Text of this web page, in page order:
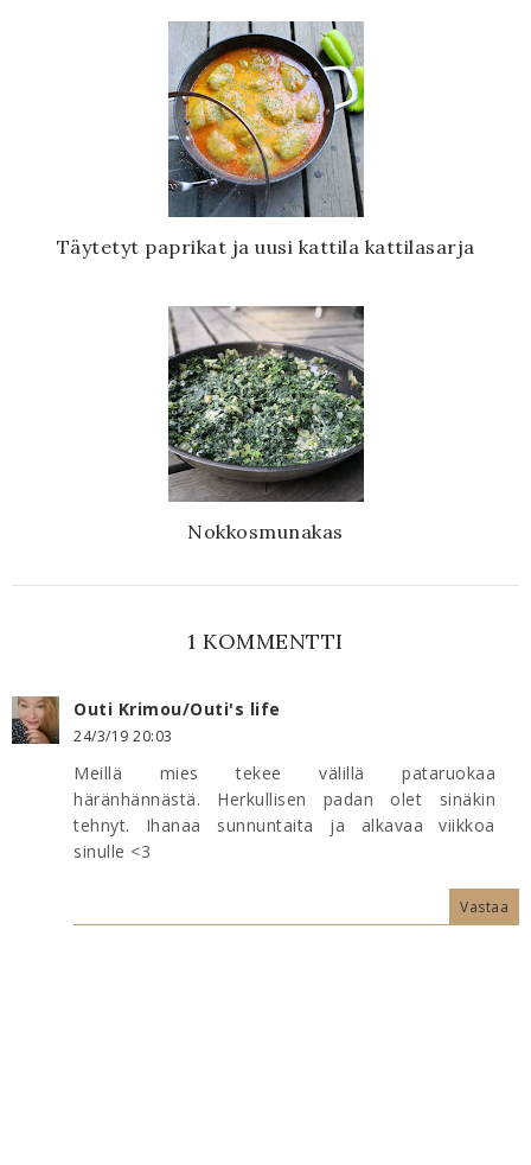
Täytetyt paprikat ja uusi kattila kattilasarja
Nokkosmunakas
1 KOMMENTTI
Outi Krimou/Outi's life
24/3/19 20:03
Meillä mies tekee välillä pataruokaa
häränhännästä. Herkullisen padan olet sinäkin
tehnyt. Ihanaa sunnuntaita ja alkavaa viikkoa
sinulle <3
Vastaa